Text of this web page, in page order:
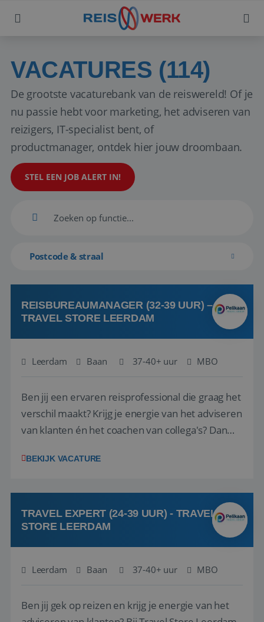
VACATURES (114)
De grootste vacaturebank van de reiswereld! Of je
nu passie hebt voor marketing, het adviseren van
reizigers, IT-specialist bent, of
productmanager, ontdek hier jouw droombaan.
STEL EEN JOB ALERT IN!
Postcode & straal
REISBUREAUMANAGER (32-39 UUR) –
TRAVEL STORE LEERDAM
Leerdam Baan 37-40+ uur MBO
Ben jij een ervaren reisprofessional die graag het
verschil maakt? Krijg je energie van het adviseren
van klanten én het coachen van collega's? Dan
(onderdeel van Pelikaan Travel Group) zoeken
team het reisbureau verder...
BEKIJK VACATURE
TRAVEL EXPERT (24-39 UUR) - TRAVEL
STORE LEERDAM
Leerdam Baan 37-40+ uur MBO
Ben jij gek op reizen en krijg je energie van het